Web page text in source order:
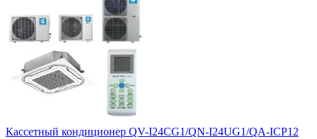
Кассетный кондиционер QV-I24CG1/QN-I24UG1/QA-ICP12